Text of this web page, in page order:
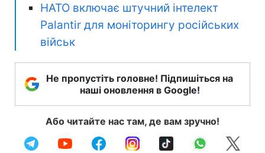
НАТО включає штучний інтелект
Palantir для моніторингу російських
військ
Не пропустіть головне! Підпишіться на
наші оновлення в Google!
Або читайте нас там, де вам зручно!